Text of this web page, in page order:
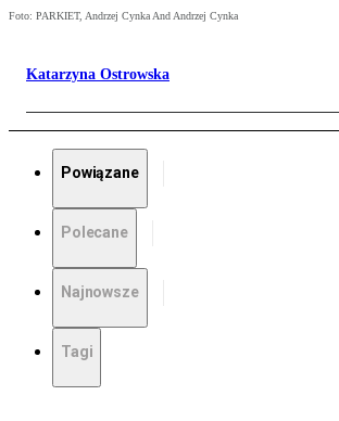
Foto: PARKIET, Andrzej Cynka And Andrzej Cynka
Katarzyna Ostrowska
Powiązane
Polecane
Najnowsze
Tagi